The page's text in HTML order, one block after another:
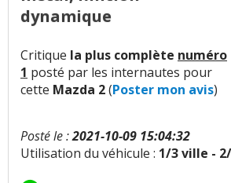
Insonorisation et bruit perçu
n'aiment pas
Bruit roulement/pneu:2n'aiment
dynamique
Critique la plus complète numéro
1 posté par les internautes pour
cette Mazda 2(Poster mon avis)
Posté le :2021-10-09 15:04:32
Utilisation du véhicule : 1/3 ville -